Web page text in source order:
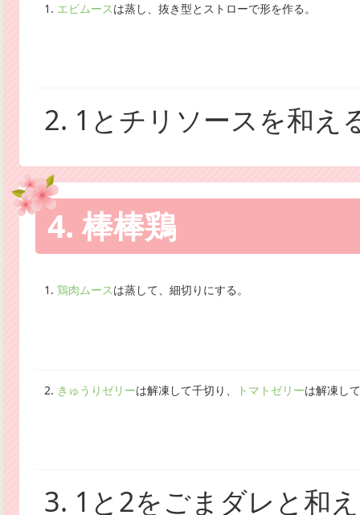
1. エビムースは蒸し、抜き型とストローで形を作る。
2. 1とチリソースを和え
4. 棒棒鶏
1. 鶏肉ムースは蒸して、細切りにする。
2. きゅうりゼリーは解凍して千切り、 トマトゼリーは解凍し
3. 1と2をごまダレと和